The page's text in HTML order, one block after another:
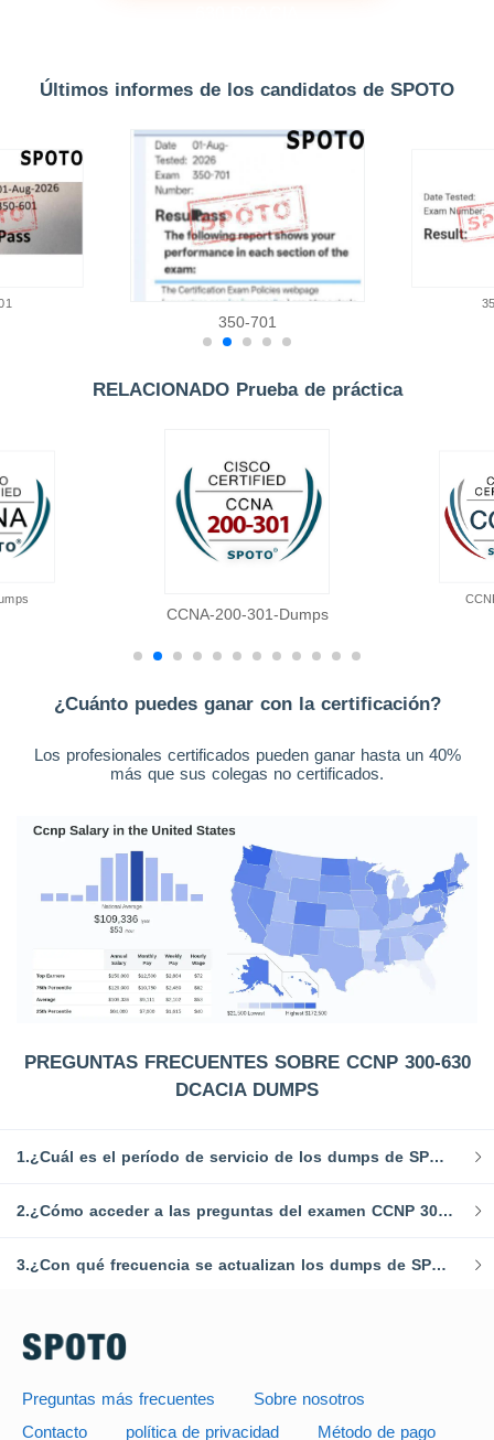
Últimos informes de los candidatos de SPOTO
350-701
RELACIONADO Prueba de práctica
CCNA-200-301-Dumps
¿Cuánto puedes ganar con la certificación?
Los profesionales certificados pueden ganar hasta un 40%
más que sus colegas no certificados.
PREGUNTAS FRECUENTES SOBRE CCNP 300-630
DCACIA DUMPS
1.¿Cuál es el período de servicio de los dumps de SPOTO CCNP?
2.¿Cómo acceder a las preguntas del examen CCNP 300-630 DCACIA después de comprar?
3.¿Con qué frecuencia se actualizan los dumps de SPOTO?
Preguntas más frecuentes
Sobre nosotros
Contacto
política de privacidad Método de pago